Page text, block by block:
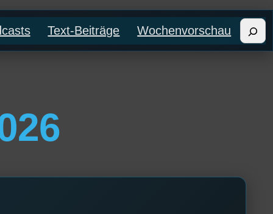
Text-Beiträge Wochenvorschau